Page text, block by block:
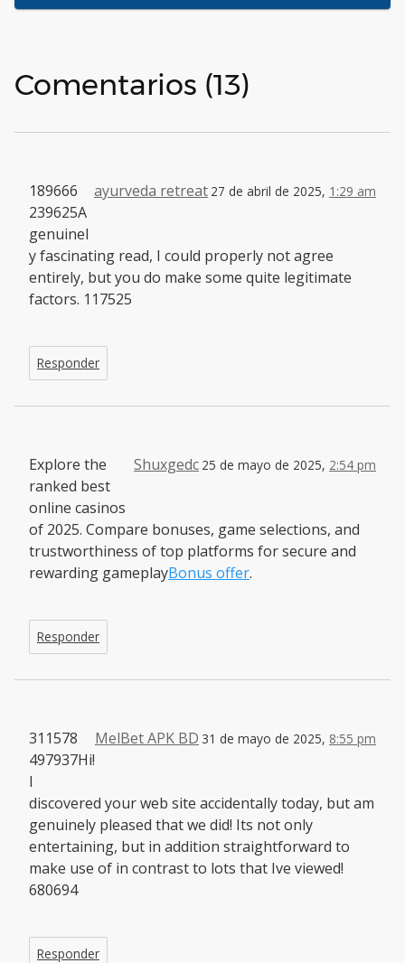
Comentarios (13)
ayurveda retreat 27 de abril de 2025, 1:29 am
189666
239625A
genuinel
y fascinating read, I could properly not agree
entirely, but you do make some quite legitimate
factors. 117525
Responder
Shuxgedc 25 de mayo de 2025, 2:54 pm
Explore the
ranked best
online casinos
of 2025. Compare bonuses, game selections, and
trustworthiness of top platforms for secure and
rewarding gameplayBonus offer.
Responder
MelBet APK BD 31 de mayo de 2025, 8:55 pm
311578
497937Hi!
I
discovered your web site accidentally today, but am
genuinely pleased that we did! Its not only
entertaining, but in addition straightforward to
make use of in contrast to lots that Ive viewed!
680694
Responder